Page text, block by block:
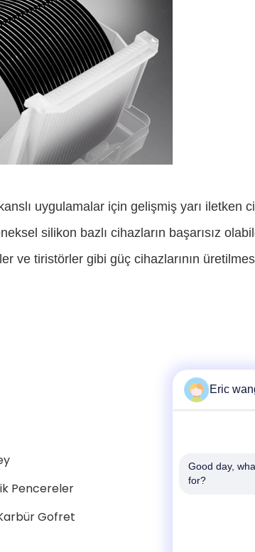
uygulamalar için gelişmiş yarı iletken
silikon bazlı cihazların başarısız
ve tiristörler gibi güç cihazlarının
Pencereler
Gofret
tel
Eric
Good day,
for?